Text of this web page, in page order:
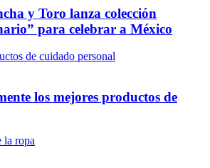
y Toro lanza colección
para celebrar a México
los mejores productos de